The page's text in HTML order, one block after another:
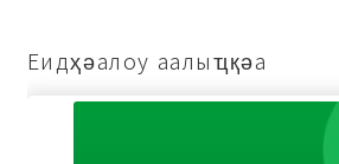
Еидҳәалоу аалыҵқәа